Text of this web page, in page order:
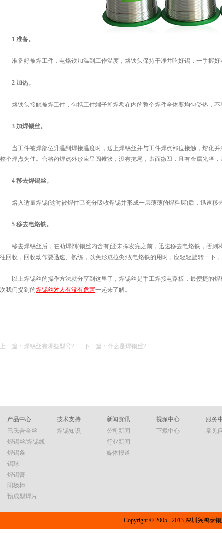
1 准备。
准备好被焊工件，电烙铁加温到工作温度，烙铁头保持干净并吃好锡，一手握好
2 加热。
烙铁头接触被焊工件，包括工件端子和焊盘在内的整个焊件全体要均匀受热，不
3 加焊锡丝。
当工件被焊部位升温到焊接温度时，送上焊锡丝并与工件焊点部位接触，熔化并
整个焊点为佳。合格的焊点外形应呈圆锥状，没有拖尾，表面微凹，且有金属光泽
4 移去焊锡丝。
熔入适量焊锡(这时被焊件己充分吸收焊锡并形成一层薄薄的焊料层)后，迅速移
5 移去电烙铁。
移去焊锡丝后，在助焊剂(锡丝内含有)还未挥发完之前，迅速移去电烙铁，否则
往回收，回收动作要迅速、熟练，以免形成拉尖;收电烙铁的用时，应轻轻旋转一下
以上焊锡丝的操作方法就分享到这里了，焊锡丝是手工焊接电路板，最便捷的焊
次我们提到的焊锡丝对人有没有危害一起来了解。
上一篇： 焊锡丝有哪些型号? 下一篇： 什么是焊锡丝?
产品中心
巴氏合金丝
焊锡丝/焊锡线
焊锡条
锡球
焊锡膏
阳极棒
预成型焊片
技术支持
焊锡知识
新闻资讯
公司新闻
行业新闻
媒体报道
视频中心
下载中心
服务
常见
Copyright © 2005 - 2013 深圳兴鸿泰